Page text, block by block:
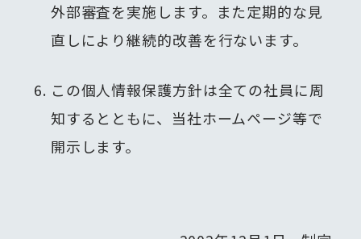
外部審査を実施します。また定期的な見
直しにより継続的改善を行ないます。
この個人情報保護方針は全ての社員に周
知するとともに、当社ホームページ等で
開示します。